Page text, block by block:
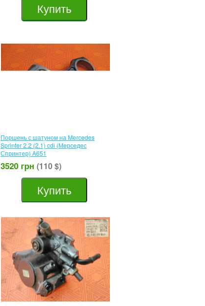
Купить
Поршень с шатуном на Mercedes
Sprinter 2.2 (2.1) cdі (Мерседес
Спринтер) A651
3520 грн (110 $)
Купить